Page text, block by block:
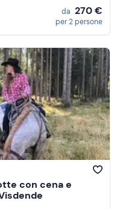
da 270 €
per 2 persone
con cena e